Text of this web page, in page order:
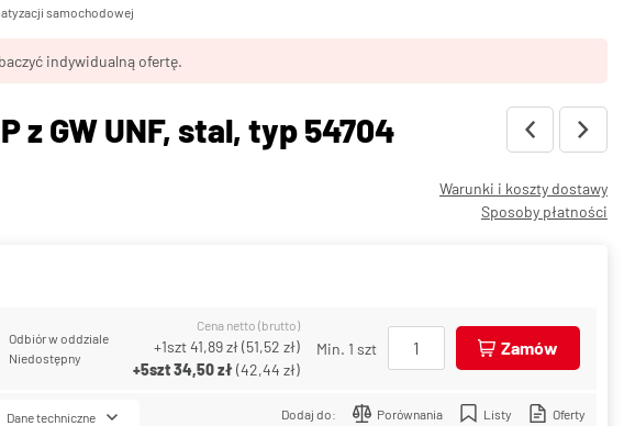
samochodowej
indywidualną ofertę.
z GW UNF, stal, typ 54704
Warunki i koszty dostawy
Sposoby płatności
Odbiór w oddziale
Niedostępny
Cena netto (brutto)
+1szt41,89 zł(51,52 zł)
+5szt34,50 zł(42,44 zł)
Min. 1 szt Zamów
Dodaj do: Porównania Listy Oferty
Dane techniczne